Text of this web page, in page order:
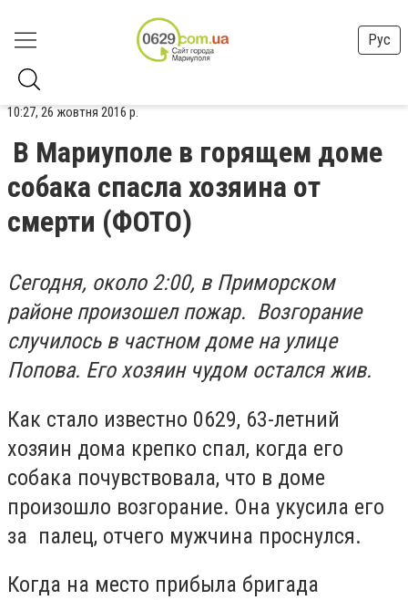
Рус
10:27, 26 жовтня 2016 р.
В Мариуполе в горящем доме
собака спасла хозяина от
смерти (ФОТО)
Сегодня, около 2:00, в Приморском
районе произошел пожар. Возгорание
случилось в частном доме на улице
Попова. Его хозяин чудом остался жив.
Как стало известно 0629, 63-летний
хозяин дома крепко спал, когда его
собака почувствовала, что в доме
произошло возгорание. Она укусила его
за палец, отчего мужчина проснулся.
Когда на место прибыла бригада